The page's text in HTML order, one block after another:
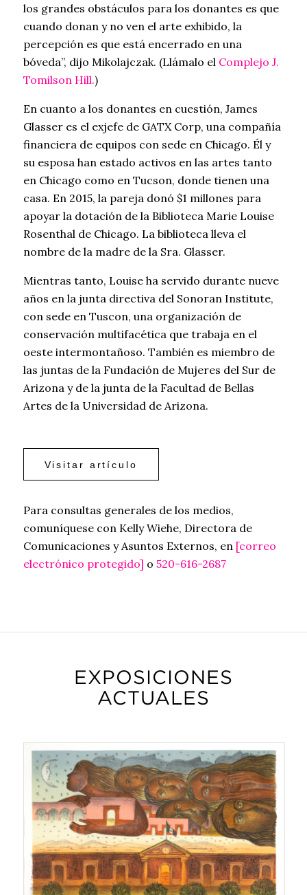
los grandes obstáculos para los donantes es que
cuando donan y no ven el arte exhibido, la
percepción es que está encerrado en una
bóveda”, dijo Mikolajczak. (Llámalo el Complejo J.
Tomilson Hill.)
En cuanto a los donantes en cuestión, James
Glasser es el exjefe de GATX Corp, una compañía
financiera de equipos con sede en Chicago. Él y
su esposa han estado activos en las artes tanto
en Chicago como en Tucson, donde tienen una
casa. En 2015, la pareja donó $1 millones para
apoyar la dotación de la Biblioteca Marie Louise
Rosenthal de Chicago. La biblioteca lleva el
nombre de la madre de la Sra. Glasser.
Mientras tanto, Louise ha servido durante nueve
años en la junta directiva del Sonoran Institute,
con sede en Tuscon, una organización de
conservación multifacética que trabaja en el
oeste intermontañoso. También es miembro de
las juntas de la Fundación de Mujeres del Sur de
Arizona y de la junta de la Facultad de Bellas
Artes de la Universidad de Arizona.
Visitar artículo
Para consultas generales de los medios,
comuníquese con Kelly Wiehe, Directora de
Comunicaciones y Asuntos Externos, en [correo
electrónico protegido] o 520-616-2687
EXPOSICIONES
ACTUALES